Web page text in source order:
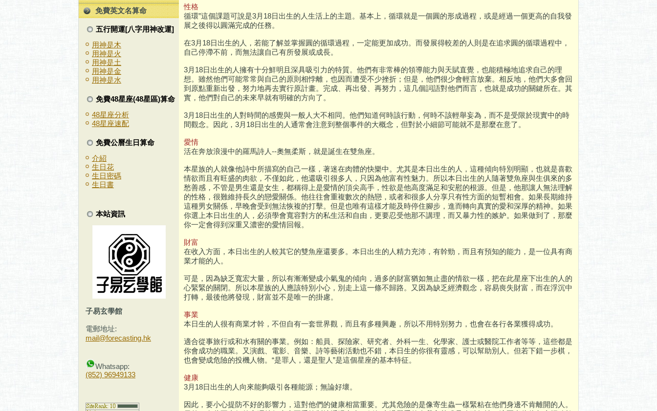
免費英文名算命
五行開運[八字用神改運]
用神是木
用神是火
用神是土
用神是金
用神是水
免費48星座(48星區)算命
48星座分析
48星座速配
免費公曆生日算命
介紹
生日花
生日密碼
生日書
本站資訊
子易玄學館
電郵地址:
mail@forecasting.hk
Whatsapp:
(852) 96949133
性格
循環”這個課題可說是3月18日出生的人生活上的主題。基本上，循環就是一個圓的形成過程，或是經過一個更高的自我發
展之後得以圓滿完成的任務。
在3月18日出生的人，若能了解並掌握圓的循環過程，一定能更加成功。而發展得較差的人則是在追求圓的循環過程中，
自己停滯不前，而無法讓自己有所發展或成長。
3月18日出生的人擁有十分鮮明且深具吸引力的特質。他們有非常棒的領導能力與天賦直覺，也能積極地追求自己的理
想。雖然他們可能常常與自己的原則相悖離，也因而遭受不少挫折；但是，他們很少會輕言放棄。相反地，他們大多會回
到原點重新出發，努力地再去實行原計畫。完成、再出發、再努力，這几個詞語對他們而言，也就是成功的關鍵所在。其
實，他們對自己的未來早就有明確的方向了。
3月18日出生的人對時間的感覺與一般人大不相同。他們知道何時該行動，何時不該輕舉妄為，而不是受限於現實中的時
間觀念。因此，3月18日出生的人通常會注意到整個事件的大概念，但對於小細節可能就不是那麼在意了。
愛情
活在奔放浪漫中的羅馬詩人--奧無柔斯，就是誕生在雙魚座。
本星族的人就像他詩中所描寫的自己一樣，著迷在肉體的快樂中。尤其是本日出生的人，這種傾向特別明顯，也就是喜歡
情欲而且有旺盛的肉欲，不僅如此，他還吸引很多人，只因為他富有性魅力。所以本日出生的人隨著雙魚座與生俱來的多
愁善感，不管是男生還是女生，都稱得上是愛情的頂尖高手，性欲是他高度滿足和安慰的根源。但是，他那讓人無法理解
的性格，很難維持長久的戀愛關係。他往往會重複數次的熱戀，或者和很多人分享只有性方面的短暫相會。如果長期維持
這種男女關係，早晚會受到無法恢複的打擊。但是也唯有這樣才能及時停住腳步，進而轉向真實的愛和深厚的精神。如果
你選上本日出生的人，必須學會寬容對方的私生活和自由，更要忍受他那不講理，而又暴力性的嫉妒。如果做到了，那麼
你一定會得到深重又濃密的愛情回報。
財富
在收入方面，本日出生的人較其它的雙魚座還要多。本日出生的人精力充沛，有幹勁，而且有預知的能力，是一位具有商
業才能的人。
可是，因為缺乏寬宏大量，所以有漸漸變成小氣鬼的傾向，過多的財富猶如無止盡的情欲一樣，把在此星座下出生的人的
心緊緊的關閉。所以本星族的人應該特別小心，別走上這一條不歸路。又因為缺乏經濟觀念，容易喪失財富，而在浮沉中
打轉，最後他將發現，財富並不是唯一的掛慮。
事業
本日生的人很有商業才幹，不但自有一套世界觀，而且有多種興趣，所以不用特別努力，也會在各行各業獲得成功。
適合從事旅行或和水有關的事業。例如：船員、探險家、研究者、外科一生、化學家、護士或醫院工作者等等，這些都是
你會成功的職業。又演戲、電影、音樂、詩等藝術活動也不錯，本日生的你很有靈感，可以幫助別人。但若下錯一步棋，
也會變成危險的投機人物。“是罪人，還是聖人”是這個星座的基本特征。
健康
3月18日出生的人向來能夠吸引各種能源；無論好壞。
因此，要小心提防不好的影響力，這對他們的健康相當重要。尤其危險的是像寄生蟲一樣緊粘在他們身邊不肯離開的人。